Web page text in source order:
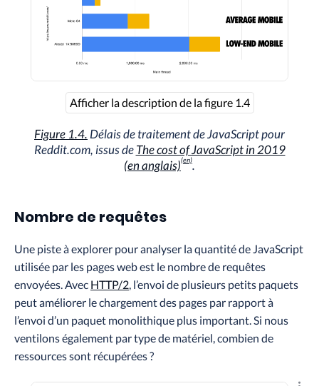
Afficher la description de la figure 1.4
Figure 1.4. Délais de traitement de JavaScript pour
Reddit.com, issus deThe cost of JavaScript in 2019
(en anglais)
.
Nombre de requêtes
Une piste à explorer pour analyser la quantité de JavaScript
utilisée par les pages web est le nombre de requêtes
envoyées. Avec HTTP/2 , l’envoi de plusieurs petits paquets
peut améliorer le chargement des pages par rapport à
l’envoi d’un paquet monolithique plus important. Si nous
ventilons également par type de matériel, combien de
ressources sont récupérées ?